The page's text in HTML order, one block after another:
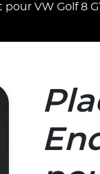
VW Golf 8